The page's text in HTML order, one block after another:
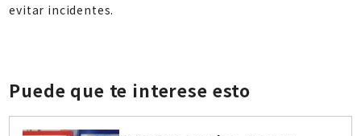
evitar incidentes.
Puede que te interese esto